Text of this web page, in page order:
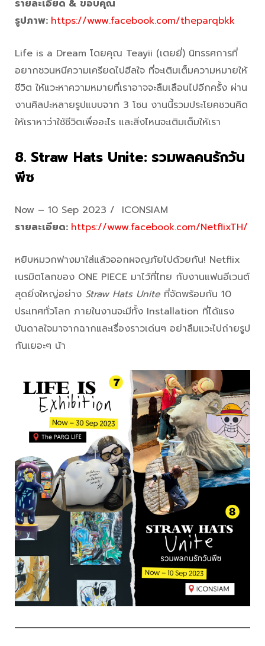
รายละเอียด & ขอบคุณ
รูปภาพ: https://www.facebook.com/theparqbkk
Life is a Dream โดยคุณ Teayii (เตยยี่) นิทรรศการที่
อยากชวนหนีความเครียดไปฮีลใจ ที่จะเติมเต็มความหมายให้
ชีวิต ให้แวะหาความหมายที่เราอาจจะลืมเลือนไปอีกครั้ง ผ่าน
งานศิลปะหลายรูปแบบจาก 3 โซน งานนี้รวมประโยคชวนคิด
ให้เราหาว่าใช้ชีวิตเพื่ออะไร และสิ่งไหนจะเติมเต็มให้เรา
8. Straw Hats Unite: รวมพลคนรักวัน
พีซ
Now – 10 Sep 2023 / ICONSIAM
รายละเอียด: https://www.facebook.com/NetflixTH/
หยิบหมวกฟางมาใส่แล้วออกผจญภัยไปด้วยกัน! Netflix
เนรมิตโลกของ ONE PIECE มาไว้ที่ไทย กับงานแฟนอีเวนต์
สุดยิ่งใหญ่อย่าง Straw Hats Unite ที่จัดพร้อมกัน 10
ประเทศทั่วโลก ภายในงานจะมีทั้ง Installation ที่ได้แรง
บันดาลใจมาจากฉากและเรื่องราวเด่นๆ อย่าลืมแวะไปถ่ายรูป
กันเยอะๆ น้า